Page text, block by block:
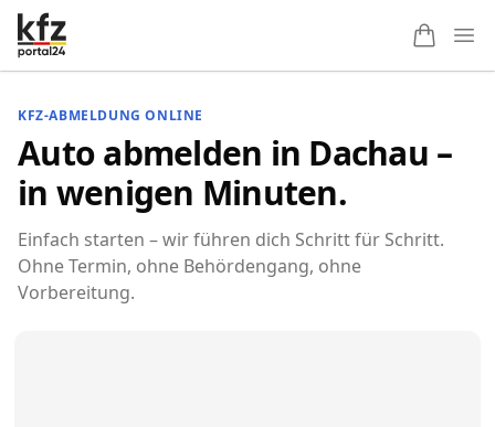
KFZ-ABMELDUNG ONLINE
Auto abmelden in Dachau –
in wenigen Minuten.
Einfach starten – wir führen dich Schritt für Schritt.
Ohne Termin, ohne Behördengang, ohne
Vorbereitung.